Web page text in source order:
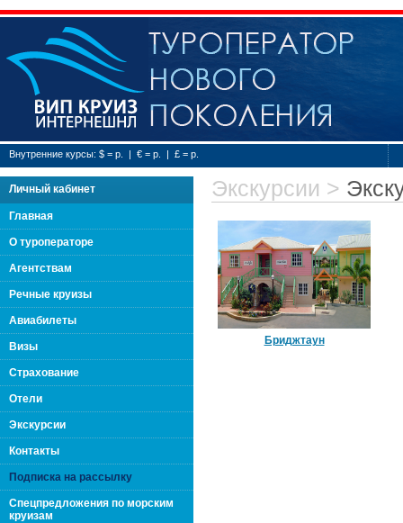
Туроператор нового
поколения "Вип Круиз
Внутренние курсы: $ = р. | € = р. | £ = р.
Личный кабинет
Главная
О туроператоре
Агентствам
Речные круизы
Авиабилеты
Визы
Страхование
Отели
Экскурсии
Контакты
Подписка на рассылку
Спецпредложения по морским
круизам
Экскурсии >
Бриджтаун